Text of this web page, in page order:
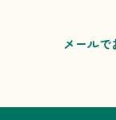
メールで